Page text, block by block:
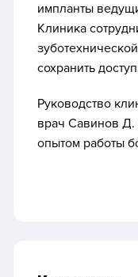
импланты
Клиника
сохранить
Руководство
врач Савинов Д.
опытом работы